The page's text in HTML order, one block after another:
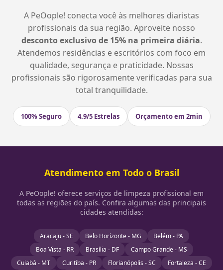
A PeOople! conecta você às melhores diaristas
profissionais da sua região. Aproveite nosso
desconto exclusivo de 15% na primeira diária.
Atendemos residências e escritórios com foco em
qualidade, segurança e praticidade. Nossas
profissionais são rigorosamente verificadas para sua
total tranquilidade.
100% Seguro 4.9/5 Estrelas Orçamento em 2min
Atendimento em Todo o Brasil
A PeOople! oferece serviços de limpeza profissional em
todas as regiões do país. Confira algumas das principais
cidades atendidas:
Aracaju - SE Belo Horizonte - MG
Belém - PA
Boa Vista - RR
Brasília - DF
Campo Grande - MS
Cuiabá - MT
Curitiba - PR Florianópolis - SC
Fortaleza - CE